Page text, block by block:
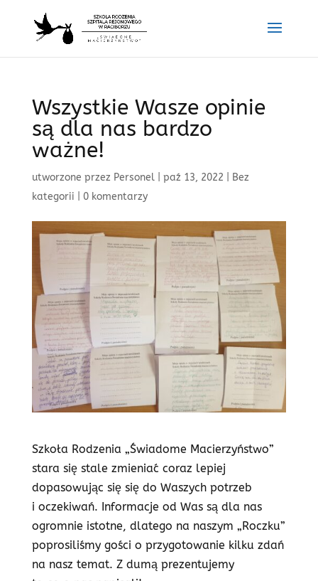
Wszystkie Wasze opinie
są dla nas bardzo
ważne!
utworzone przez Personel| paź 13, 2022
Bez
kategorii
0 komentarzy
Szkoła Rodzenia „Świadome Macierzyństwo”
stara się stale zmieniać coraz lepiej
dopasowując się się do Waszych potrzeb
i oczekiwań. Informacje od Was są dla nas
ogromnie istotne, dlatego na naszym „Roczku”
poprosiliśmy gości o przygotowanie kilku zdań
na nasz temat. Z dumą prezentujemy